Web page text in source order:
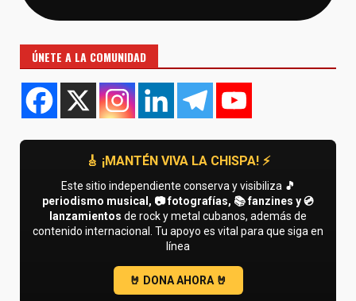
ÚNETE A LA COMUNIDAD
🎸 ¡MANTÉN VIVA LA CHISPA! ⚡
Este sitio independiente conserva y visibiliza 🎵
periodismo musical, 📷 fotografías, 📚 fanzines y 💿
lanzamientos de rock y metal cubanos, además de
contenido internacional. Tu apoyo es vital para que siga en
línea